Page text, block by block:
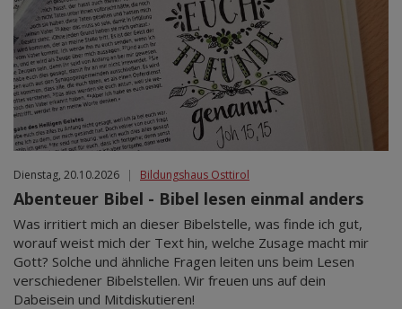
Dienstag, 20.10.2026 | Bildungshaus Osttirol
Abenteuer Bibel - Bibel lesen einmal anders
Was irritiert mich an dieser Bibelstelle, was finde ich gut,
worauf weist mich der Text hin, welche Zusage macht mir
Gott? Solche und ähnliche Fragen leiten uns beim Lesen
verschiedener Bibelstellen. Wir freuen uns auf dein
Dabeisein und Mitdiskutieren!